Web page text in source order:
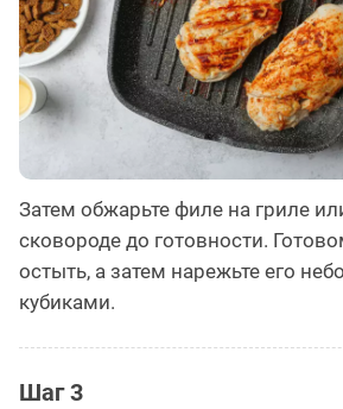
Затем обжарьте филе на гриле
сковороде до готовности.
остыть, а затем нарежьте его
кубиками.
Шаг 3